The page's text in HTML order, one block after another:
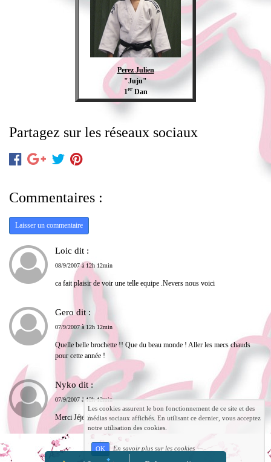
Perez Julien
"Juju"
1 erDan
Partagez sur les réseaux sociaux
Commentaires :
Laisser un commentaire
Loic dit :
08/9/2007 à 12h 12min
ca fait plaisir de voir une telle equipe .Nevers nous voici
Gero dit :
07/9/2007 à 12h 12min
Quelle belle brochette !! Que du beau monde ! Aller les mecs chauds
pour cette année !
Nyko dit :
07/9/2007 à 12h 12min
Merci Jéjé ;)
Les cookies assurent le bon fonctionnement de ce site et des
médias sociaux affichés. En utilisant ce dernier, vous acceptez
notre utilisation des cookies.
OK En savoir plus sur les cookies